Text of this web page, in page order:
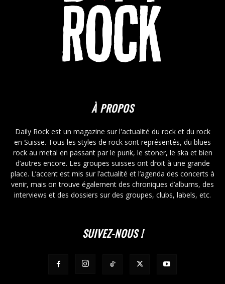
À PROPOS
Daily Rock est un magazine sur l'actualité du rock et du rock
en Suisse. Tous les styles de rock sont représentés, du blues
rock au metal en passant par le punk, le stoner, le ska et bien
d’autres encore. Les groupes suisses ont droit à une grande
place. L’accent est mis sur l’actualité et l’agenda des concerts à
venir, mais on trouve également des chroniques d’albums, des
interviews et des dossiers sur des groupes, clubs, labels, etc.
SUIVEZ-NOUS !